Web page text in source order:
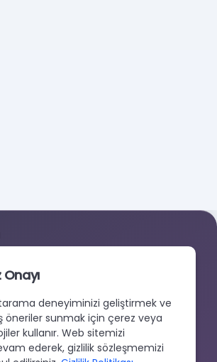
Abide-i Hürriyet Cad. Üçler Apt,
D:1, 34381 Şişli/İstanbul
deneyiminizi geliştirmek ve
öneriler sunmak için çerez veya
kullanır. Web sitemizi
ederek, gizlilik sözleşmemizi